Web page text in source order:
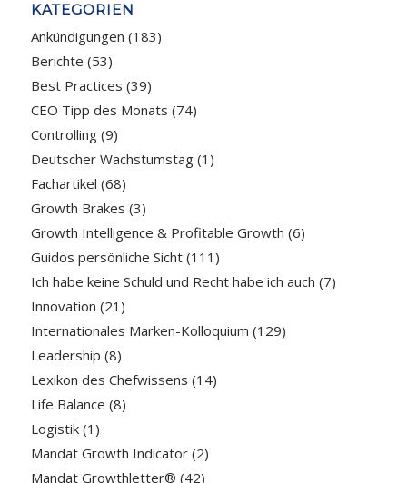
KATEGORIEN
Ankündigungen (183)
Berichte (53)
Best Practices (39)
CEO Tipp des Monats (74)
Controlling(9)
Deutscher Wachstumstag(1)
Fachartikel (68)
Growth Brakes (3)
Growth Intelligence & Profitable Growth (6)
Guidos persönliche Sicht(111)
Ich habe keine Schuld und Recht habe ich auch (7)
Innovation (21)
Internationales Marken-Kolloquium (129)
Leadership (8)
Lexikon des Chefwissens (14)
Life Balance (8)
Logistik(1)
Mandat Growth Indicator(2)
Mandat Growthletter® (42)